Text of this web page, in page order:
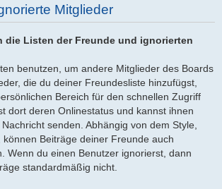
Mitglieder
die Listen der Freunde und ignorierten
benutzen, um andere Mitglieder des Boards
die du deiner Freundesliste hinzufügst,
Bereich für den schnellen Zugriff
dort deren Onlinestatus und kannst ihnen
senden. Abhängig von dem Style,
Beiträge deiner Freunde auch
Wenn du einen Benutzer ignorierst, dann
standardmäßig nicht.